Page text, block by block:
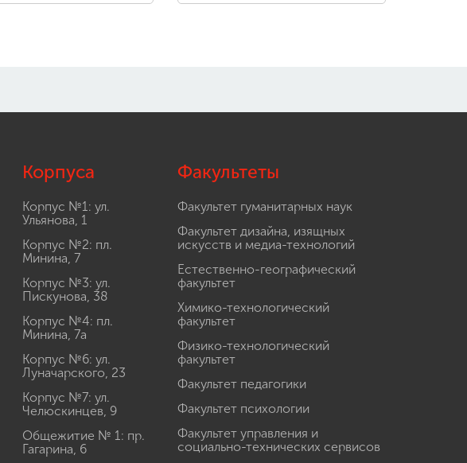
Корпуса
Корпус №1: ул.
Ульянова, 1
Корпус №2: пл.
Минина, 7
Корпус №3: ул.
Пискунова, 38
Корпус №4: пл.
Минина, 7а
Корпус №6: ул.
Луначарского, 23
Корпус №7: ул.
Челюскинцев, 9
Общежитие № 1: пр.
Гагарина, 6
Факультеты
Факультет гуманитарных наук
Факультет дизайна, изящных
искусств и медиа-технологий
Естественно-географический
факультет
Химико-технологический
факультет
Физико-технологический
факультет
Факультет педагогики
Факультет психологии
Факультет управления и
социально-технических сервисов